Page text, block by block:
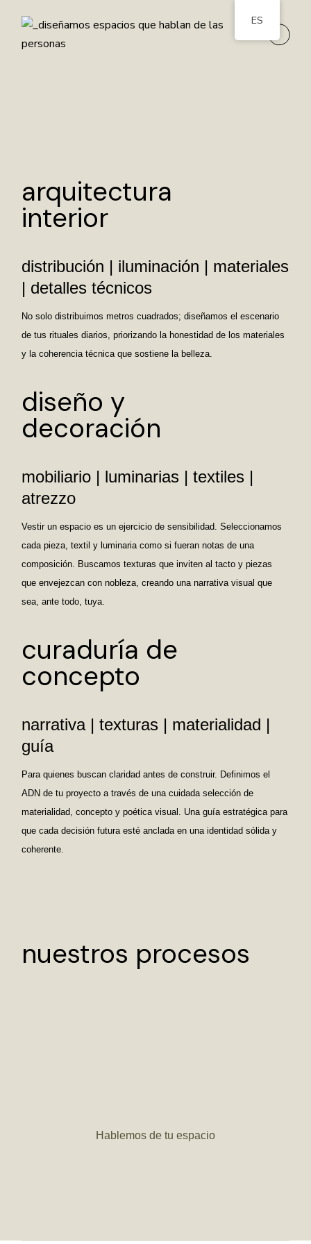
arquitectura
interior
distribución | iluminación | materiales
| detalles técnicos
No solo distribuimos metros cuadrados; diseñamos el escenario
de tus rituales diarios, priorizando la honestidad de los materiales
y la coherencia técnica que sostiene la belleza.
diseño y
decoración
mobiliario | luminarias | textiles |
atrezzo
Vestir un espacio es un ejercicio de sensibilidad. Seleccionamos
cada pieza, textil y luminaria como si fueran notas de una
composición. Buscamos texturas que inviten al tacto y piezas
que envejezcan con nobleza, creando una narrativa visual que
sea, ante todo, tuya.
curaduría de
concepto
narrativa | texturas | materialidad |
guía
Para quienes buscan claridad antes de construir. Definimos el
ADN de tu proyecto a través de una cuidada selección de
materialidad, concepto y poética visual. Una guía estratégica para
que cada decisión futura esté anclada en una identidad sólida y
coherente.
nuestros procesos
Hablemos de tu espacio
ES